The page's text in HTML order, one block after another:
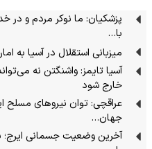
پزشکیان: ما نوکر مردم و در
با…
میزبانی استقلال در آسیا به
آسیا تایمز: واشنگتن نه
خارج شود
عراقچی: توان نیروهای مسلح
جهان…
آخرین وضعیت جسمانی ایرج؛